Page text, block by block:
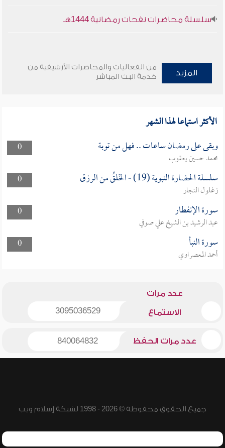
سلسلة محاضرات نفحات رمضانية 1444هـ
المزيد
من الفعاليات والمحاضرات الأرشيفية من
خدمة البث المباشر
الأكثر استماعا لهذا الشهر
0 وبقى على رمضان ساعات .. فهل من توبة
محمد حسين يعقوب
0
سلسلة الحضارة النبوية (19) - الخَلقُ من الرزق
زغلول النجار
0
سورة الإنفطار
عبد الرشيد بن الشيخ علي صوفي
0
سورة النبأ
أحمد المعصراوي
عدد مرات
الاستماع 3095036529
عدد مرات الحفظ 840064832
جميع الحقوق محفوظة © 2026 - 1998 لشبكة إسلام ويب